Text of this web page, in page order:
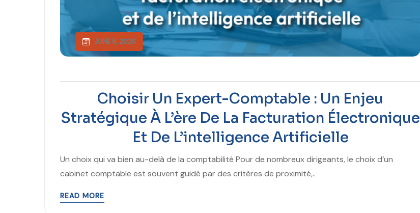
Choisir Un Expert-Comptable : Un Enjeu
Stratégique À L’ère De La Facturation Électronique
Et De L’intelligence Artificielle
JUNE 8, 2026
Un choix qui va bien au-delà de la comptabilité Pour de nombreux dirigeants, le choix d’un
cabinet comptable est souvent guidé par des critères de proximité,..
READ MORE